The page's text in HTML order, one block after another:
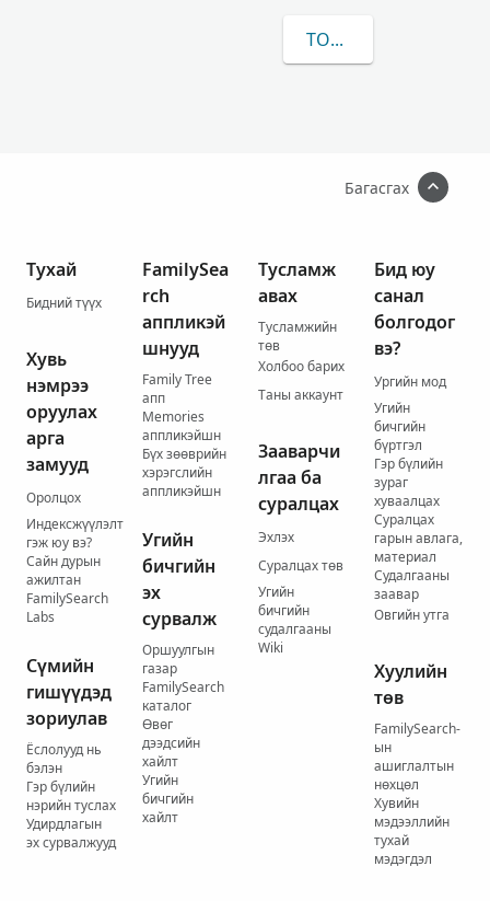
TOTEL-ЫН/ИЙН
Багасгах
Тухай
Бидний түүх
Хувь
нэмрээ
оруулах
арга
замууд
Оролцох
Индексжүүлэлт
гэж юу вэ?
Сайн дурын
ажилтан
FamilySearch
Labs
Сүмийн
гишүүдэд
зориулав
Ёслолууд нь
бэлэн
Гэр бүлийн
нэрийн туслах
Удирдлагын
эх сурвалжууд
FamilySea
rch
аппликэй
шнууд
Family Tree
апп
Memories
аппликэйшн
Бүх зөөврийн
хэрэгслийн
аппликэйшн
Угийн
бичгийн
эх
сурвалж
Оршуулгын
газар
FamilySearch
каталог
Өвөг
дээдсийн
хайлт
Угийн
бичгийн
хайлт
Тусламж
авах
Тусламжийн
төв
Холбоо барих
Таны аккаунт
Зааварчи
лгаа ба
суралцах
Эхлэх
Суралцах төв
Угийн
бичгийн
судалгааны
Wiki
Бид юу
санал
болгодог
вэ?
Ургийн мод
Угийн
бичгийн
бүртгэл
Гэр бүлийн
зураг
хуваалцах
Суралцах
гарын авлага,
материал
Судалгааны
заавар
Овгийн утга
Хуулийн
төв
FamilySearch-
ын
ашиглалтын
нөхцөл
Хувийн
мэдээллийн
тухай
мэдэгдэл